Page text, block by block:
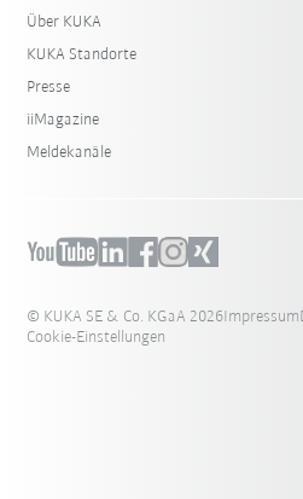
Über KUKA
KUKA Standorte
Presse
iiMagazine
Meldekanäle
© KUKA SE & Co. KGaA 2026Impressum
Cookie-Einstellungen